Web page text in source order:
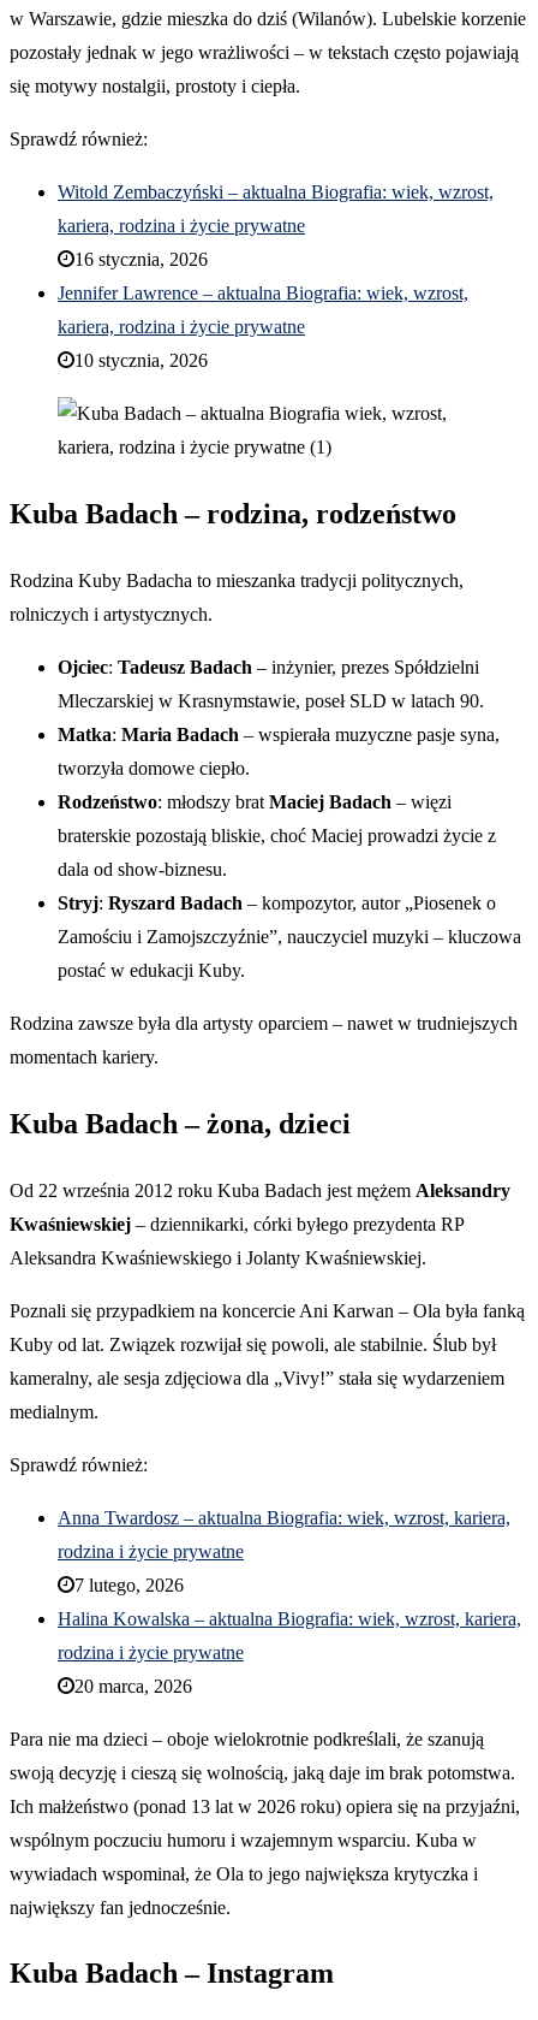
w Warszawie, gdzie mieszka do dziś (Wilanów). Lubelskie korzenie
pozostały jednak w jego wrażliwości – w tekstach często pojawiają
się motywy nostalgii, prostoty i ciepła.
Sprawdź również:
Witold Zembaczyński – aktualna Biografia: wiek, wzrost,
kariera, rodzina i życie prywatne
16 stycznia, 2026
Jennifer Lawrence – aktualna Biografia: wiek, wzrost,
kariera, rodzina i życie prywatne
10 stycznia, 2026
Kuba Badach – rodzina, rodzeństwo
Rodzina Kuby Badacha to mieszanka tradycji politycznych,
rolniczych i artystycznych.
Ojciec: Tadeusz Badach – inżynier, prezes Spółdzielni
Mleczarskiej w Krasnymstawie, poseł SLD w latach 90.
Matka: Maria Badach – wspierała muzyczne pasje syna,
tworzyła domowe ciepło.
Rodzeństwo: młodszy brat Maciej Badach – więzi
braterskie pozostają bliskie, choć Maciej prowadzi życie z
dala od show-biznesu.
Stryj: Ryszard Badach – kompozytor, autor „Piosenek o
Zamościu i Zamojszczyźnie”, nauczyciel muzyki – kluczowa
postać w edukacji Kuby.
Rodzina zawsze była dla artysty oparciem – nawet w trudniejszych
momentach kariery.
Kuba Badach – żona, dzieci
Od 22 września 2012 roku Kuba Badach jest mężem Aleksandry
Kwaśniewskiej – dziennikarki, córki byłego prezydenta RP
Aleksandra Kwaśniewskiego i Jolanty Kwaśniewskiej.
Poznali się przypadkiem na koncercie Ani Karwan – Ola była fanką
Kuby od lat. Związek rozwijał się powoli, ale stabilnie. Ślub był
kameralny, ale sesja zdjęciowa dla „Vivy!” stała się wydarzeniem
medialnym.
Sprawdź również:
Anna Twardosz – aktualna Biografia: wiek, wzrost, kariera,
rodzina i życie prywatne
7 lutego, 2026
Halina Kowalska – aktualna Biografia: wiek, wzrost, kariera,
rodzina i życie prywatne
20 marca, 2026
Para nie ma dzieci – oboje wielokrotnie podkreślali, że szanują
swoją decyzję i cieszą się wolnością, jaką daje im brak potomstwa.
Ich małżeństwo (ponad 13 lat w 2026 roku) opiera się na przyjaźni,
wspólnym poczuciu humoru i wzajemnym wsparciu. Kuba w
wywiadach wspominał, że Ola to jego największa krytyczka i
największy fan jednocześnie.
Kuba Badach – Instagram